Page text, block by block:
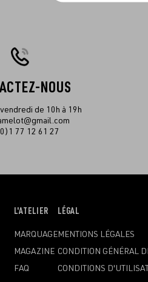
NOUS
de 10h à 19h
77 12 61 27
OUVRIR
MENU
L'ATELIER
MARQUAGE
MAGAZINE
FAQ
OUVRIR
MENU
LÉGAL
MENTIONS LÉGALES
CONDITION GÉNÉRAL
CONDITIONS